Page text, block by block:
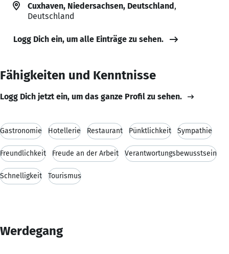
Cuxhaven, Niedersachsen, Deutschland,
Deutschland
Logg Dich ein, um alle Einträge zu sehen.
Fähigkeiten und Kenntnisse
Logg Dich jetzt ein, um das ganze Profil zu sehen.
Gastronomie Hotellerie Restaurant Pünktlichkeit Sympathie
Freundlichkeit Freude an der Arbeit Verantwortungsbewusstsein
Schnelligkeit Tourismus
Werdegang